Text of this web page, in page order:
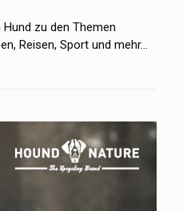
zu den Themen
Reisen, Sport und mehr…